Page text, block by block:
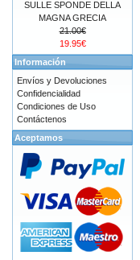
SULLE SPONDE DELLA
MAGNA GRECIA
21.00€
19.95€
Información
Envíos y Devoluciones
Confidencialidad
Condiciones de Uso
Contáctenos
Aceptamos